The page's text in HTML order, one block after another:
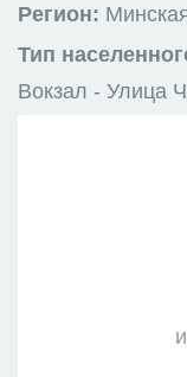
Регион:
Тип
Вокзал - Улица